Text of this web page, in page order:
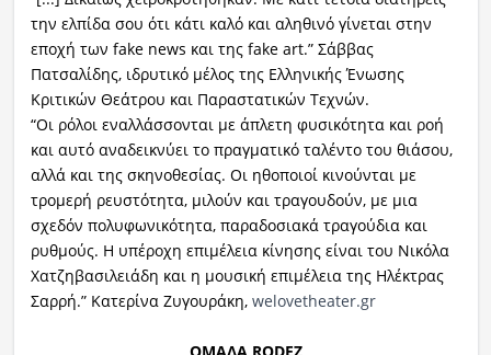
την ελπίδα σου ότι κάτι καλό και αληθινό γίνεται στην
εποχή των fake news και της fake art.” Σάββας
Πατσαλίδης, ιδρυτικό μέλος της Ελληνικής Ένωσης
Κριτικών Θεάτρου και Παραστατικών Τεχνών.
“Οι ρόλοι εναλλάσσονται με άπλετη φυσικότητα και ροή
και αυτό αναδεικνύει το πραγματικό ταλέντο του θιάσου,
αλλά και της σκηνοθεσίας. Οι ηθοποιοί κινούνται με
τρομερή ρευστότητα, μιλούν και τραγουδούν, με μια
σχεδόν πολυφωνικότητα, παραδοσιακά τραγούδια και
ρυθμούς. Η υπέροχη επιμέλεια κίνησης είναι του Νικόλα
Χατζηβασιλειάδη και η μουσική επιμέλεια της Ηλέκτρας
Σαρρή.” Κατερίνα Ζυγουράκη, welovetheater.gr